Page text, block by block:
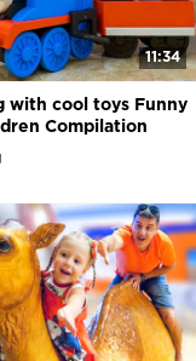
11:34
with cool toys Funny
Compilation